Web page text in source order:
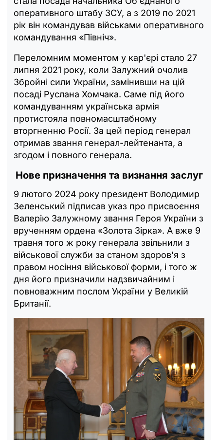
оперативного штабу ЗСУ, а з 2019 по 2021
рік він командував військами оперативного
командування «Північ».
Переломним моментом у кар'єрі стало 27
липня 2021 року, коли Залужний очолив
Збройні сили України, замінивши на цій
посаді Руслана Хомчака. Саме під його
командуванням українська армія
протистояла повномасштабному
вторгненню Росії. За цей період генерал
отримав звання генерал-лейтенанта, а
згодом і повного генерала.
Нове призначення та визнання заслуг
9 лютого 2024 року президент Володимир
Зеленський підписав указ про присвоєння
Валерію Залужному звання Героя України з
врученням ордена «Золота Зірка». А вже 9
травня того ж року генерала звільнили з
військової служби за станом здоров'я з
правом носіння військової форми, і того ж
дня його призначили надзвичайним і
повноважним послом України у Великій
Британії.